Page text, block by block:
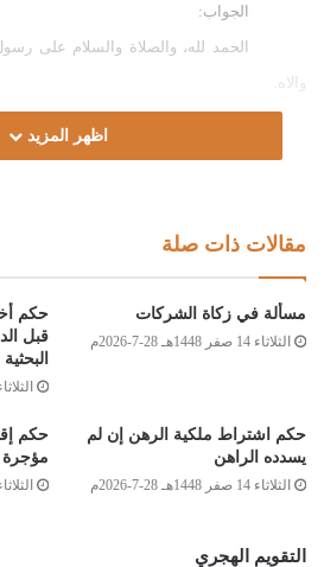
الجواب:
الحمد لله، والصلاة والسلام على
والاه.
من قول الشارح: أن ما كان لله فلا بأس أن
مختصر خليل للخرشي مع حاشية العدوي:95/7]
فمال الصندوق يصرف منه على كل شؤون
اظهر المزيد
مقالات ذات صلة
مسألة في زكاة الشركات
الثلاثاء 14 صفر 1448هـ 28-7-2026م
حكم
قبل
البحثية
الثلاثاء 14 صفر 1448هـ 28-7-
حكم اشتراط ملكية الرهن إن لم
يسدده الراهن
الثلاثاء 14 صفر 1448هـ 28-7-2026م
حكم
مؤجرة
الثلاثاء 14 صفر 1448هـ 28-7-
التقويم الهجري